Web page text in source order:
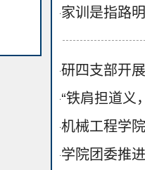
·家训是指路
·研四支部开
·“铁肩担道
·机械工程学
·学院团委推